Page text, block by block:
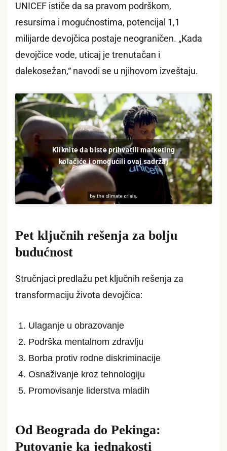
UNICEF ističe da sa pravom podrškom,
resursima i mogućnostima, potencijal 1,1
milijarde devojčica postaje neograničen. „Kada
devojčice vode, uticaj je trenutačan i
dalekosežan,“ navodi se u njihovom izveštaju.
Kliknite da biste prihvatili marketing
kolačiće i omogućili ovaj sadržaj
Pet ključnih rešenja za bolju
budućnost
Stručnjaci predlažu pet ključnih rešenja za
transformaciju života devojčica:
Ulaganje u obrazovanje
Podrška mentalnom zdravlju
Borba protiv rodne diskriminacije
Osnaživanje kroz tehnologiju
Promovisanje liderstva mladih
Od Beograda do Pekinga:
Putovanje ka jednakosti